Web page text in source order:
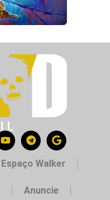
Espaço Walker
Anuncie